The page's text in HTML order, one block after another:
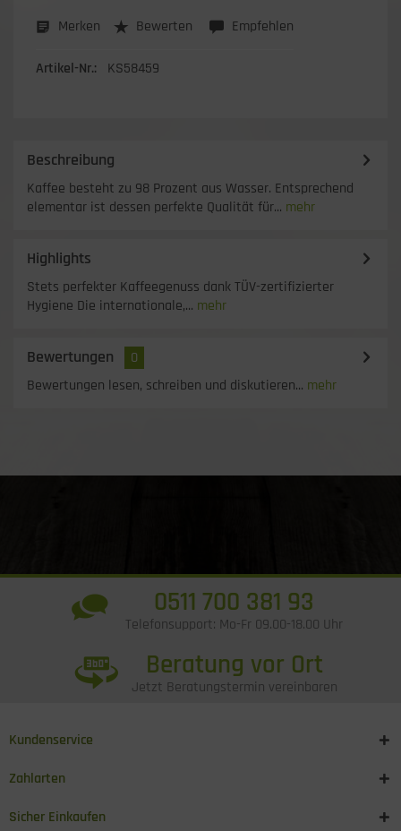
Merken Bewerten Empfehlen
Artikel-Nr.: KS58459
Beschreibung
Kaffee besteht zu 98 Prozent aus Wasser. Entsprechend
elementar ist dessen perfekte Qualität für... mehr
Highlights
Stets perfekter Kaffeegenuss dank TÜV-zertifizierter
Hygiene Die internationale,... mehr
Bewertungen
0
Bewertungen lesen, schreiben und diskutieren... mehr
0511 700 381 93
Telefonsupport: Mo-Fr 09.00-18.00 Uhr
Beratung vor Ort
Jetzt Beratungstermin vereinbaren
Kundenservice
Zahlarten
Sicher Einkaufen